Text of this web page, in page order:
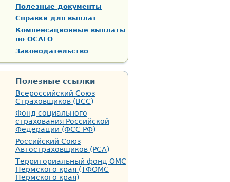
Полезные документы
Справки для выплат
Компенсационные выплаты
по ОСАГО
Законодательство
Полезные ссылки
Всероссийский Союз
Страховщиков (ВСС)
Фонд социального
страхования Российской
Федерации (ФСС РФ)
Российский Союз
Автостраховщиков (РСА)
Территориальный фонд ОМС
Пермского края (ТФОМС
Пермского края)